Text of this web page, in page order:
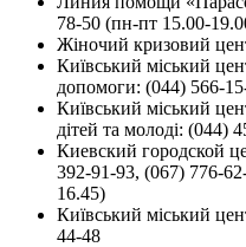
78-50 (пн-пт 15.00-
Жіночий кризовий
Київський міський
допомоги: (044) 566-
Київський міський
дітей та молоді: (044)
Киевский городской
392-91-93, (067) 776-
16.45)
Київський міський
44-48